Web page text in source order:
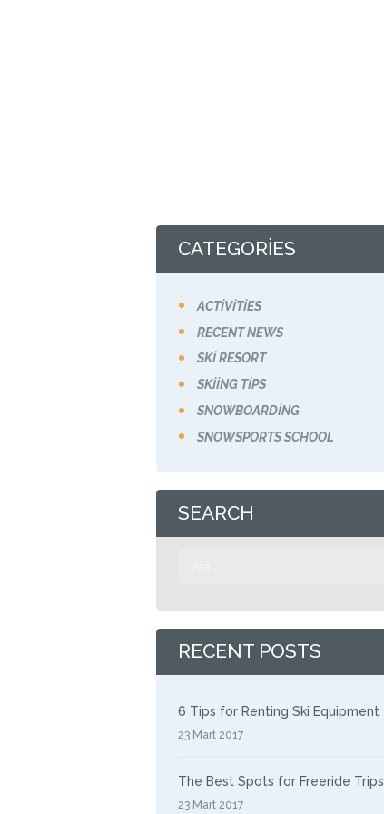
CATEGORIES
ACTIVITIES
RECENT NEWS
SKI RESORT
SKIING TIPS
SNOWBOARDING
SNOWSPORTS SCHOOL
SEARCH
RECENT POSTS
6 Tips for Renting Ski Equipment
23 Mart 2017
The Best Spots for Freeride Trips
23 Mart 2017